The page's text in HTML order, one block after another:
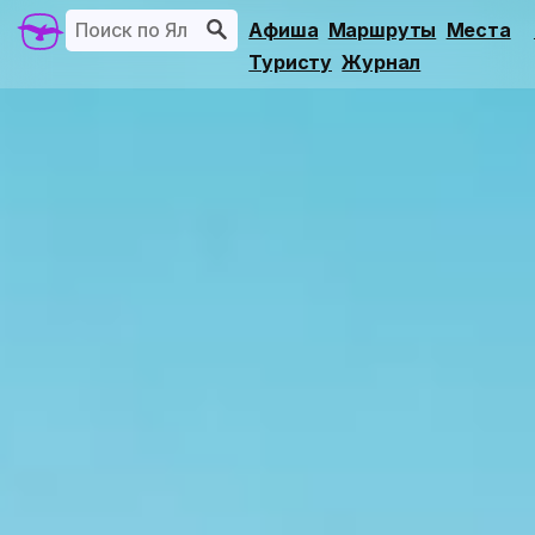
Афиша Маршруты Места
Туристу Журнал